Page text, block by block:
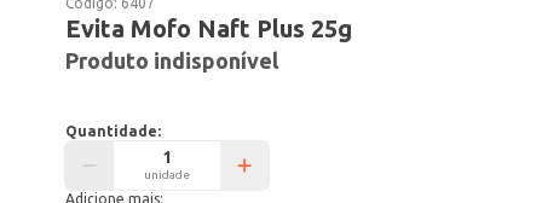
Evita Mofo Naft Plus 25g
Produto indisponível
Quantidade:
unidade
Adicione mais: